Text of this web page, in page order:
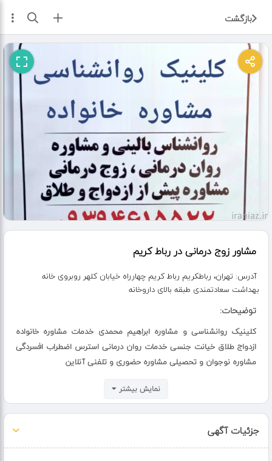
بازگشت ثبت آگهی
مشاور زوج درمانی در رباط کریم
آدرس: تهران، رباطکریم رباط کریم چهارراه خیابان کلهر روبروی خانه
بهداشت سعادتمندی طبقه بالای داروخانه
توضیحات:
کلینیک روانشناسی و مشاوره ابراهیم محمدی خدمات مشاوره خانواده
ازدواج طلاق خیانت جنسی خدمات روان درمانی استرس اضطراب افسردگی
مشاوره نوجوان و تحصیلی مشاوره حضوری و تلفنی آنلاین
بالای داروخانه دکتر ابراهیم محمدی
۰۹۳۹۴۶۱۵۵۲۲
نمایش بیشتر
جزئیات آگهی